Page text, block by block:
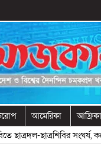
আমেরিকা আফ্রিকা
ছাত্রশিবির সংঘর্ষ,